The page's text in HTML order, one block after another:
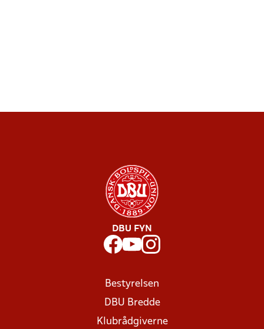
DBU FYN
Bestyrelsen
DBU Bredde
Klubrådgiverne